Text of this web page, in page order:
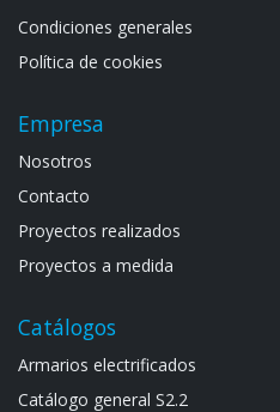
Condiciones generales
Política de cookies
Empresa
Noso​tros
Contacto
Proyectos realizados
Proyectos a medida
Catálogos
Armarios electrif​icad​os
Catálogo general S​2.2